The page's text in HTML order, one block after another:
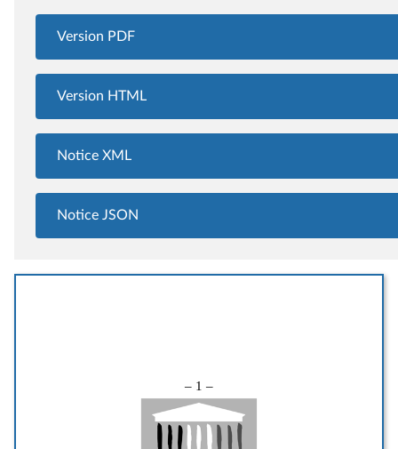
Version PDF
Version HTML
Notice XML
Notice JSON